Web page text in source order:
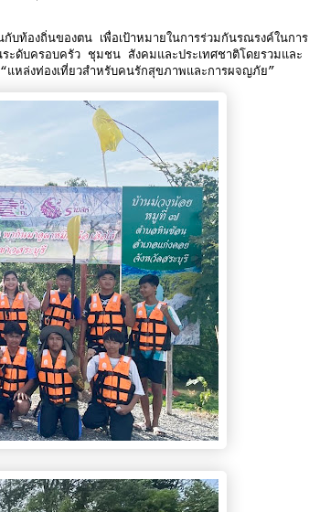
บท้องถิ่นของตน เพื่อเป้าหมายในการร่วมกันรณรงค์ในการ
ะดับครอบครัว ชุมชน สังคมและประเทศชาติโดยรวมและ
หล่งท่องเที่ยวสำหรับคนรักสุขภาพและการผจญภัย”